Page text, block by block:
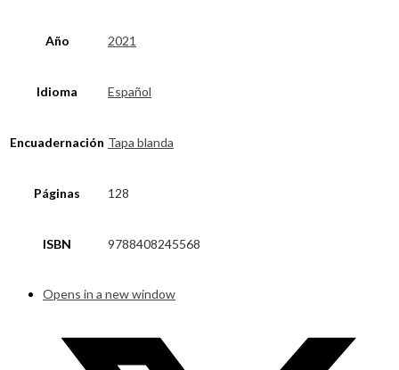
Año 2021
Idioma Español
Encuadernación Tapa blanda
Páginas 128
ISBN 9788408245568
Opens in a new window